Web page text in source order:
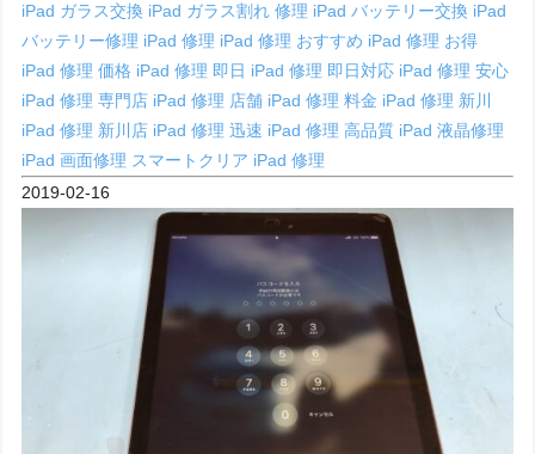
iPad ガラス交換 iPad ガラス割れ 修理 iPad バッテリー交換 iPad
バッテリー修理 iPad 修理 iPad 修理 おすすめ iPad 修理 お得
iPad 修理 価格 iPad 修理 即日 iPad 修理 即日対応 iPad 修理 安心
iPad 修理 専門店 iPad 修理 店舗 iPad 修理 料金 iPad 修理 新川
iPad 修理 新川店 iPad 修理 迅速 iPad 修理 高品質 iPad 液晶修理
iPad 画面修理 スマートクリア iPad 修理
2019-02-16